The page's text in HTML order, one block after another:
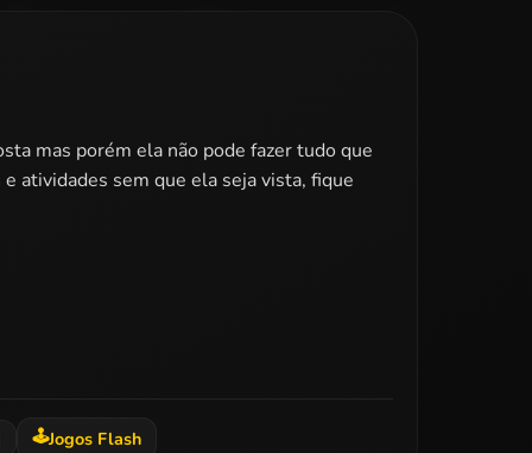
mas porém ela não pode fazer tudo que
atividades sem que ela seja vista, fique
🕹️Jogos Flash